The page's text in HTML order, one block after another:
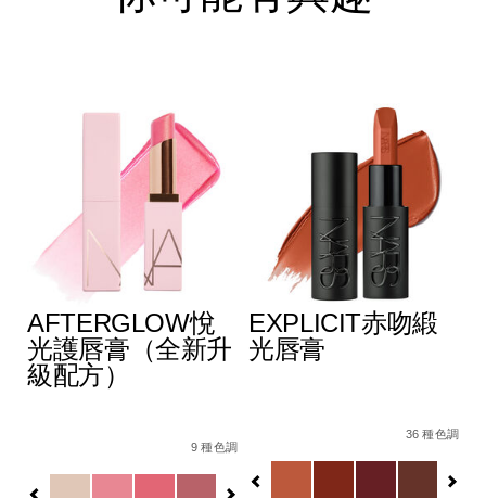
AFTERGLOW悅
光護唇膏（全新升
級配方）
/zh/
9 種色調
Variations
EXPLICIT赤吻緞
光唇膏
36 種色調
Variations
查看
更多